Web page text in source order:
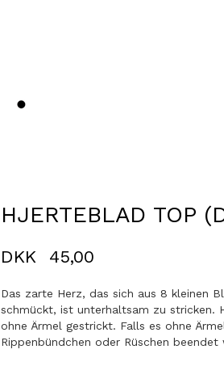
HJERTEBLAD TOP
DKK 45,00
Das zarte Herz, das sich aus 8 kleinen
schmückt, ist unterhaltsam zu
ohne Ärmel gestrickt. Falls es ohne
Rippenbündchen oder Rüschen beendet